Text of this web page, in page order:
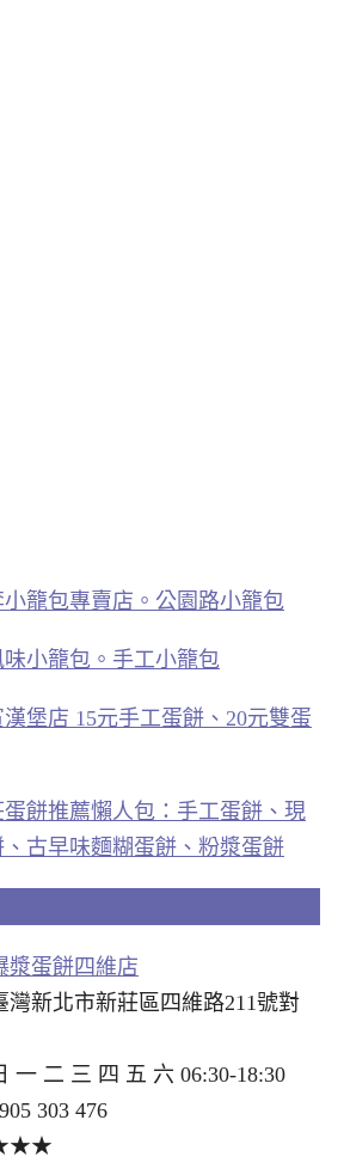
小籠包專賣店。公園路小籠包
味小籠包。手工小籠包
漢堡店 15元手工蛋餅、20元雙蛋
蛋餅推薦懶人包：手工蛋餅、現
古早味麵糊蛋餅、粉漿蛋餅
漿蛋餅四維店
灣新北市新莊區四維路211號對
一 二 三 四 五 六 06:30-18:30
303 476